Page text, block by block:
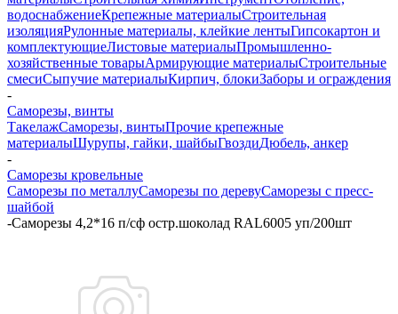
водоснабжениеКрепежные материалыСтроительная
изоляцияРулонные материалы, клейкие лентыГипсокартон и
комплектующиеЛистовые материалыПромышленно-
хозяйственные товарыАрмирующие материалыСтроительные
смесиСыпучие материалыКирпич, блокиЗаборы и ограждения
-
Саморезы, винты
ТакелажСаморезы, винтыПрочие крепежные
материалыШурупы, гайки, шайбыГвоздиДюбель, анкер
-
Саморезы кровельные
Саморезы по металлуСаморезы по деревуСаморезы с пресс-
шайбой
-Саморезы 4,2*16 п/сф остр.шоколад RAL6005 уп/200шт